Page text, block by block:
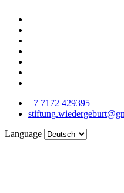
+7 7172 429395
Language